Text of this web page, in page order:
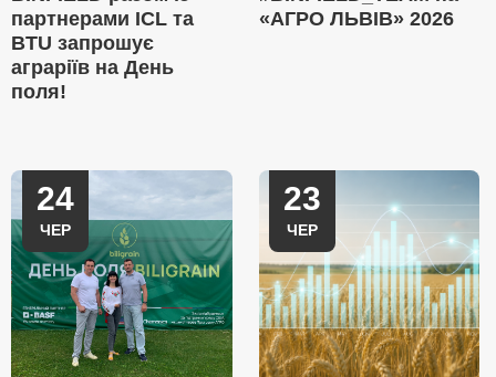
партнерами ICL та
BTU запрошує
аграріїв на День
поля!
«АГРО ЛЬВІВ» 2026
24
ЧЕР
23
ЧЕР